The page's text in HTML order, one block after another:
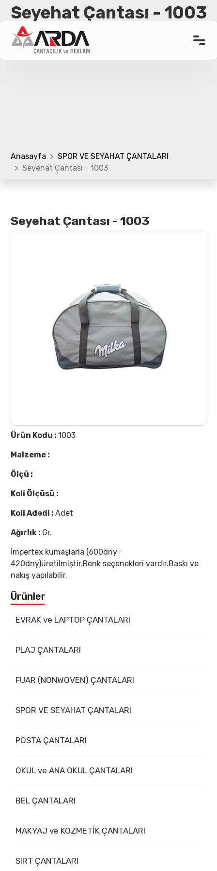
Referanslar
İletişim
Seyehat Çantası - 1003
Anasayfa
SPOR VE SEYAHAT ÇANTALARI
Seyehat Çantası - 1003
Ürünler
EVRAK ve LAPTOP ÇANTALARI
PLAJ ÇANTALARI
FUAR (NONWOVEN) ÇANTALARI
SPOR VE SEYAHAT ÇANTALARI
POSTA ÇANTALARI
OKUL ve ANA OKUL ÇANTALARI
BEL ÇANTALARI
MAKYAJ ve KOZMETİK ÇANTALARI
SIRT ÇANTALARI
Seyehat Çantası - 1003
Ürün Kodu : 1003
Malzeme :
Ölçü :
Koli Ölçüsü :
Koli Adedi : Adet
Ağırlık : Gr.
İmpertex kumaşlarla (600dny-
420dny)üretilmiştir.Renk seçenekleri vardır.Baskı ve
nakış yapılabilir.